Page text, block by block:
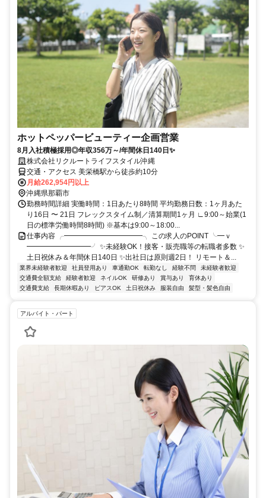
ホットペッパービューティー企画営業
8月入社積極採用◎年収356万～/年間休日140日✨
株式会社リクルートライフスタイル沖縄
交通・アクセス 美栄橋駅から徒歩約10分
月給262,954円以上
沖縄県那覇市
勤務時間詳細 実働時間：1日あたり8時間 平均勤務日数：1ヶ月あた
り16日 〜 21日 フレックスタイム制／清算期間1ヶ月 ∟9:00～始業(1
日の標準労働時間8時間) ※基本は9:00～18:00...
仕事内容 ╭━━━━━━━━━━━╮ この求人のPOINT ╰━ｖ
━━━━━━━━━╯ ✨未経験OK！接客・販売職等の転職者多数 ✨
土日祝休み＆年間休日140日 ✨出社日は原則週2日！ リモート＆...
業界未経験者歓迎 社員登用あり 車通勤OK 転勤なし 経験不問
未経験者歓迎
交通費全額支給
経験者歓迎 ネイルOK 研修あり 賞与あり
育休あり
交通費支給
長期休暇あり ピアスOK 土日祝休み 服装自由 髪型・髪色自由
アルバイト・パート